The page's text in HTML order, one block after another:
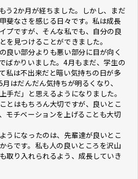
う2か月が経ちました。しかし、まだ
斐なさを感じる日々です。私は成長
プですが、そんな私でも、自分の良
を見つけることができました。
良い部分よりも悪い部分に目が向く
ばかりいました。4月もまだ、学生の
私は不出来だと暗い気持ちの日が多
はだんだん気持ちが明るくなり、
手だ」と思えるようになりました。
とはもちろん大切ですが、良いとこ
モチベーションを上げることも大切
うになったのは、先輩達が良いとこ
らです。私も人の良いところを沢山
取り入れられるよう、成長していき